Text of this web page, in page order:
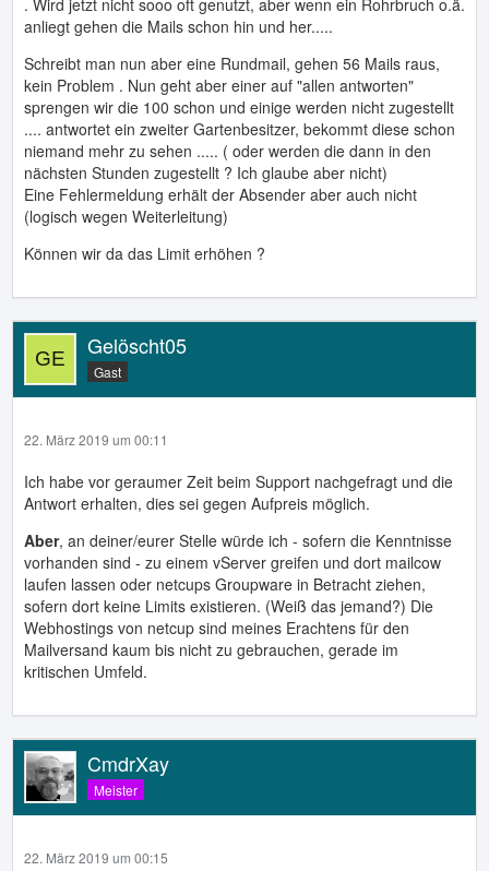
. Wird jetzt nicht sooo oft genutzt, aber wenn ein Rohrbruch o.ä.
anliegt gehen die Mails schon hin und her.....
Schreibt man nun aber eine Rundmail, gehen 56 Mails raus,
kein Problem . Nun geht aber einer auf "allen antworten"
sprengen wir die 100 schon und einige werden nicht zugestellt
.... antwortet ein zweiter Gartenbesitzer, bekommt diese schon
niemand mehr zu sehen ..... ( oder werden die dann in den
nächsten Stunden zugestellt ? Ich glaube aber nicht)
Eine Fehlermeldung erhält der Absender aber auch nicht
(logisch wegen Weiterleitung)
Können wir da das Limit erhöhen ?
Gelöscht05
Gast
22. März 2019 um 00:11
Ich habe vor geraumer Zeit beim Support nachgefragt und die
Antwort erhalten, dies sei gegen Aufpreis möglich.
Aber, an deiner/eurer Stelle würde ich - sofern die Kenntnisse
vorhanden sind - zu einem vServer greifen und dort mailcow
laufen lassen oder netcups Groupware in Betracht ziehen,
sofern dort keine Limits existieren. (Weiß das jemand?) Die
Webhostings von netcup sind meines Erachtens für den
Mailversand kaum bis nicht zu gebrauchen, gerade im
kritischen Umfeld.
CmdrXay
Meister
22. März 2019 um 00:15